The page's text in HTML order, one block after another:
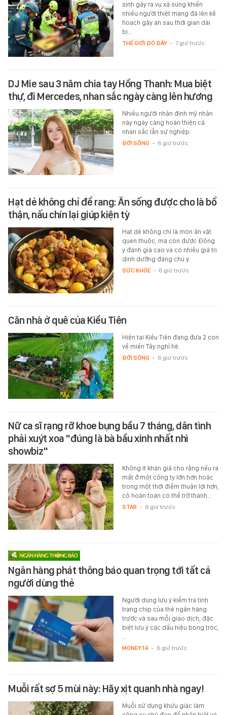
sinh gây ra vụ xả súng khiến
nhiều người thiệt mạng đã lên kế
hoạch gây án sau thời gian dài
bị…
THẾ GIỚI ĐÓ ĐÂY - 7 giờ trước
DJ Mie sau 3 năm chia tay Hồng Thanh: Mua biệt
thự, đi Mercedes, nhan sắc ngày càng lên hương
Nhiều người nhận định mỹ nhân
này ngày càng hoàn thiện cả
nhan sắc lẫn sự nghiệp.
ĐỜI SỐNG - 6 giờ trước
Hạt dẻ không chỉ để rang: Ăn sống được cho là bổ
thận, nấu chín lại giúp kiện tỳ
Hạt dẻ không chỉ là món ăn vặt
quen thuộc, mà còn được Đông
y đánh giá cao và có nhiều giá trị
dinh dưỡng đáng chú ý.
SỨC KHỎE - 6 giờ trước
Căn nhà ở quê của Kiều Tiên
Hiện tại Kiều Tiên đang đưa 2 con
về miền Tây nghỉ hè.
ĐỜI SỐNG - 6 giờ trước
Nữ ca sĩ rạng rỡ khoe bụng bầu 7 tháng, dân tình
phải xuýt xoa "đúng là bà bầu xinh nhất nhì
showbiz"
Không ít khán giả cho rằng nếu ra
mắt ở một công ty lớn hơn hoặc
trong một thời điểm thuận lợi hơn,
cô hoàn toàn có thể trở thành…
STAR - 6 giờ trước
Ngân hàng phát thông báo quan trọng tới tất cả
người dùng thẻ
Người dùng lưu ý kiểm tra tình
trạng chip của thẻ ngân hàng
trước và sau mỗi giao dịch, đặc
biệt lưu ý các dấu hiệu bong tróc,
…
MONEY.14 - 6 giờ trước
Muỗi rất sợ 5 mùi này: Hãy xịt quanh nhà ngay!
Muỗi sử dụng khứu giác làm